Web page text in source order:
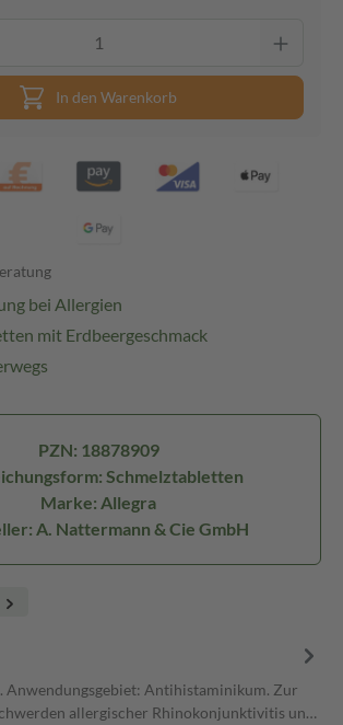
In den Warenkorb
bei Allergien
mit Erdbeergeschmack
PZN: 18878909
Schmelztabletten
Marke: Allegra
A. Nattermann & Cie GmbH
Antihistaminikum. Zur
allergischer Rhinokonjunktivitis un…